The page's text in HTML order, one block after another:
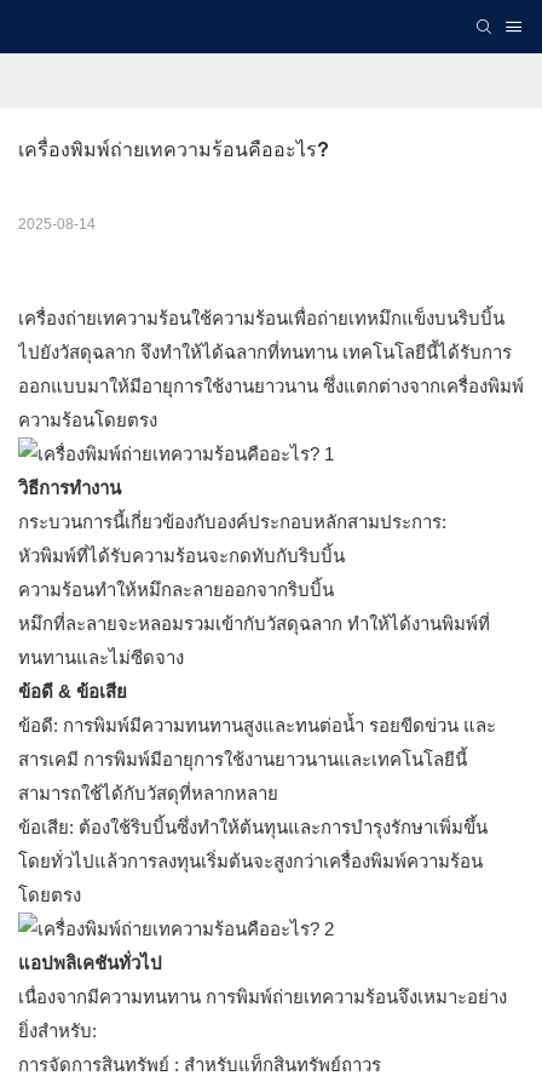
เครื่องพิมพ์ถ่ายเทความร้อนคืออะไร?
2025-08-14
เครื่องถ่ายเทความร้อนใช้ความร้อนเพื่อถ่ายเทหมึกแข็งบนริบบิ้น
ไปยังวัสดุฉลาก จึงทำให้ได้ฉลากที่ทนทาน เทคโนโลยีนี้ได้รับการ
ออกแบบมาให้มีอายุการใช้งานยาวนาน ซึ่งแตกต่างจากเครื่องพิมพ์
ความร้อนโดยตรง
วิธีการทำงาน
กระบวนการนี้เกี่ยวข้องกับองค์ประกอบหลักสามประการ:
หัวพิมพ์ที่ได้รับความร้อนจะกดทับกับริบบิ้น
ความร้อนทำให้หมึกละลายออกจากริบบิ้น
หมึกที่ละลายจะหลอมรวมเข้ากับวัสดุฉลาก ทำให้ได้งานพิมพ์ที่
ทนทานและไม่ซีดจาง
ข้อดี & ข้อเสีย
ข้อดี: การพิมพ์มีความทนทานสูงและทนต่อน้ำ รอยขีดข่วน และ
สารเคมี การพิมพ์มีอายุการใช้งานยาวนานและเทคโนโลยีนี้
สามารถใช้ได้กับวัสดุที่หลากหลาย
ข้อเสีย: ต้องใช้ริบบิ้นซึ่งทำให้ต้นทุนและการบำรุงรักษาเพิ่มขึ้น
โดยทั่วไปแล้วการลงทุนเริ่มต้นจะสูงกว่าเครื่องพิมพ์ความร้อน
โดยตรง
แอปพลิเคชันทั่วไป
เนื่องจากมีความทนทาน การพิมพ์ถ่ายเทความร้อนจึงเหมาะอย่าง
ยิ่งสำหรับ:
การจัดการสินทรัพย์ : สำหรับแท็กสินทรัพย์ถาวร